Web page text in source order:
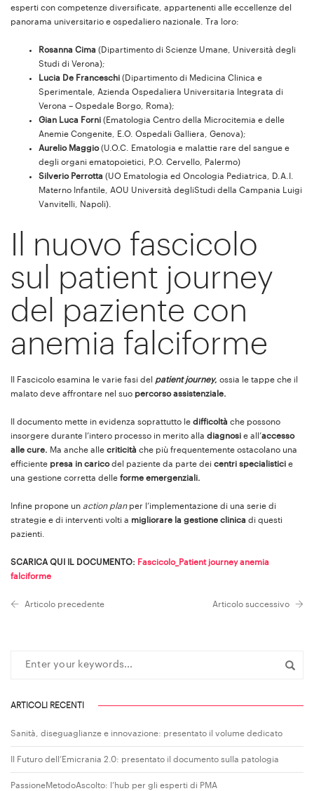
esperti con competenze diversificate, appartenenti alle eccellenze del
panorama universitario e ospedaliero nazionale. Tra loro:
Rosanna Cima (Dipartimento di Scienze Umane, Università degli
Studi di Verona);
Lucia De Franceschi (Dipartimento di Medicina Clinica e
Sperimentale, Azienda Ospedaliera Universitaria Integrata di
Verona – Ospedale Borgo, Roma);
Gian Luca Forni (Ematologia Centro della Microcitemia e delle
Anemie Congenite, E.O. Ospedali Galliera, Genova);
Aurelio Maggio(U.O.C. Ematologia e malattie rare del sangue e
degli organi ematopoietici, P.O. Cervello, Palermo)
Silverio Perrotta (UO Ematologia ed Oncologia Pediatrica, D.A.I.
Materno Infantile, AOU Università degliStudi della Campania Luigi
Vanvitelli, Napoli).
Il nuovo fascicolo
sul patient journey
del paziente con
anemia falciforme
Il Fascicolo esamina le varie fasi del patient journey, ossia le tappe che il
malato deve affrontare nel suo percorso assistenziale.
Il documento mette in evidenza soprattutto le difficoltà che possono
insorgere durante l’intero processo in merito alla diagnosi e all’accesso
alle cure. Ma anche alle criticità che più frequentemente ostacolano una
efficiente presa in caricodel paziente da parte dei centri specialistici e
una gestione corretta delle forme emergenziali.
Infine propone un action planper l’implementazione di una serie di
strategie e di interventi volti a migliorare la gestione clinica di questi
pazienti.
SCARICA QUI IL DOCUMENTO: Fascicolo_Patient journey anemia
falciforme
Articolo precedente Articolo successivo
ARTICOLI RECENTI
Sanità, diseguaglianze e innovazione: presentato il volume dedicato
Il Futuro dell’Emicrania 2.0: presentato il documento sulla patologia
PassioneMetodoAscolto: l’hub per gli esperti di PMA